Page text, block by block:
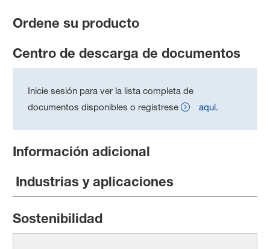
Ordene su producto
Centro de descarga de documentos
Inicie sesión para ver la lista completa de
documentos disponibles o regístrese
aquí.
Información adicional
Industrias y aplicaciones
Sostenibilidad